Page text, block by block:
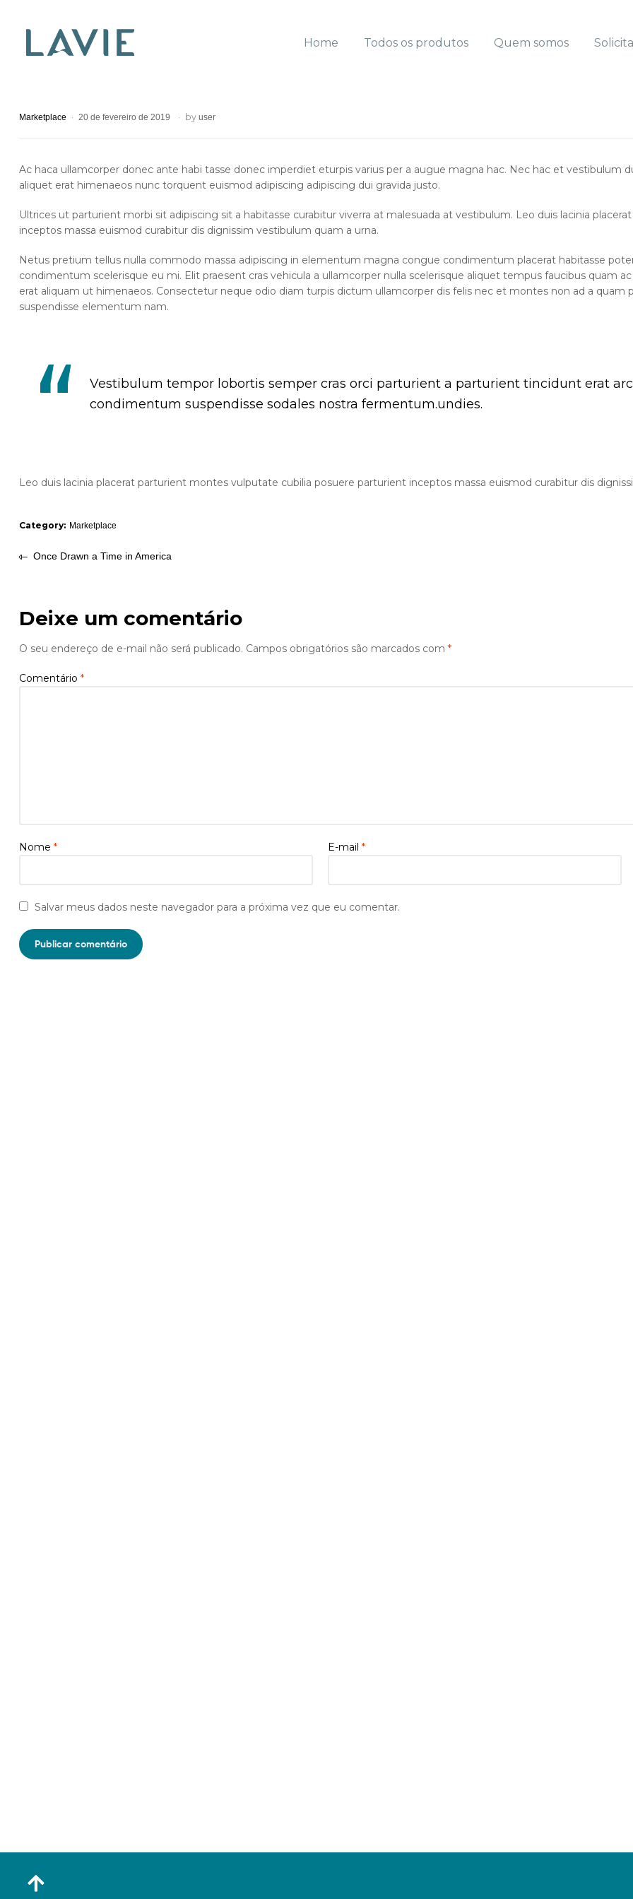
Home Todos os produtos Quem somos
Marketplace 20 de fevereiro de 2019 by user
Ac haca ullamcorper donec ante habi tasse donec imperdiet eturpis varius per a augue magna hac. Nec hac et vestibulum
aliquet erat himenaeos nunc torquent euismod adipiscing adipiscing dui gravida justo.
Ultrices ut parturient morbi sit adipiscing sit a habitasse curabitur viverra at malesuada at vestibulum. Leo duis lacinia
inceptos massa euismod curabitur dis dignissim vestibulum quam a urna.
Netus pretium tellus nulla commodo massa adipiscing in elementum magna congue condimentum placerat habitasse
condimentum scelerisque eu mi. Elit praesent cras vehicula a ullamcorper nulla scelerisque aliquet tempus faucibus quam
erat aliquam ut himenaeos. Consectetur neque odio diam turpis dictum ullamcorper dis felis nec et montes non ad a
suspendisse elementum nam.
Vestibulum tempor lobortis semper cras orci parturient a parturient tincidunt erat
condimentum suspendisse sodales nostra fermentum.undies.
Leo duis lacinia placerat parturient montes vulputate cubilia posuere parturient inceptos massa euismod curabitur dis
Category: Marketplace
Once Drawn a Time in America
Deixe um comentário
O seu endereço de e-mail não será publicado. Campos obrigatórios são marcados com *
Comentário *
Nome * E-mail *
Salvar meus dados neste navegador para a próxima vez que eu comentar.